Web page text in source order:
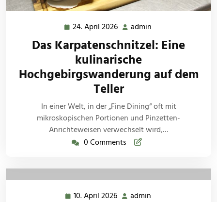
24. April 2026 24.
April
2026
admin
Das Karpatenschnitzel: Eine
kulinarische
Hochgebirgswanderung auf dem
Teller
In einer Welt, in der „Fine Dining“ oft mit
mikroskopischen Portionen und Pinzetten-
Anrichteweisen verwechselt wird,…
0 Comments
10. April 2026 10. admin